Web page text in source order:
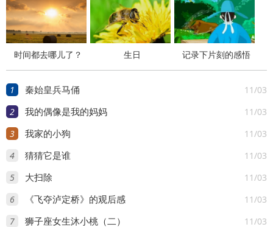
时间都去哪儿了？ 生日 记录下片刻的感悟
1 11/03
秦始皇兵马俑
2 11/03
我的偶像是我的妈妈
3 11/03
我家的小狗
4 11/03
猜猜它是谁
5 11/03
大扫除
6 11/03
《飞夺泸定桥》的观后感
7 11/03
狮子座女生沐小桃（二）